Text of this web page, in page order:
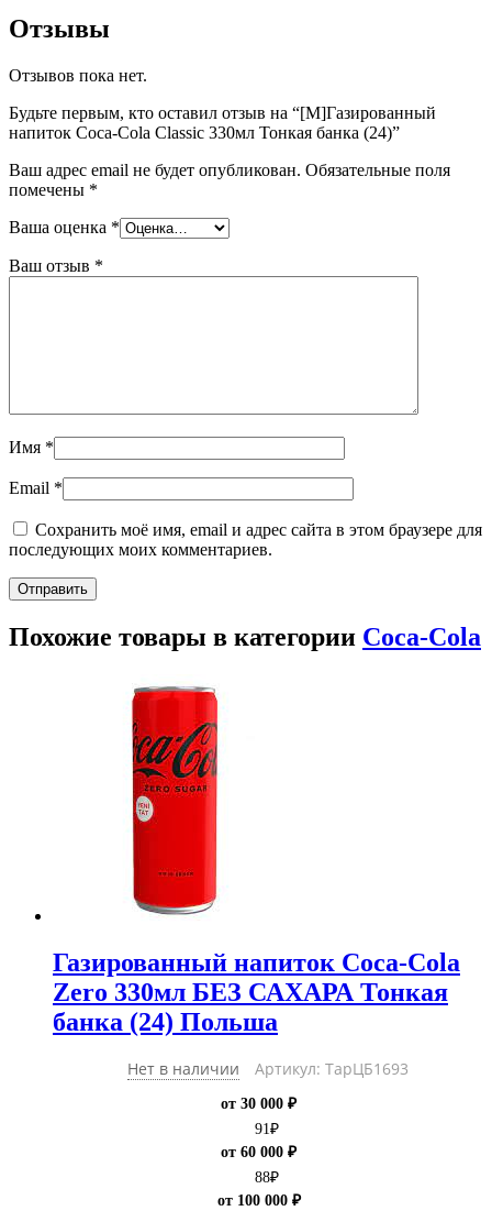
Отзывы
Отзывов пока нет.
Будьте первым, кто оставил отзыв на “[M]Газированный
напиток Coca-Cola Classic 330мл Тонкая банка (24)”
Ваш адрес email не будет опубликован. Обязательные поля
помечены *
Ваша оценка *
Ваш отзыв *
Имя *
Email *
Сохранить моё имя, email и адрес сайта в этом браузере для
последующих моих комментариев.
Похожие товары в категории Coca-Cola
Газированный напиток Coca-Cola
Zero 330мл БЕЗ САХАРА Тонкая
банка (24) Польша
Нет в наличии Артикул: ТарЦБ1693
от 30 000 ₽
91₽
от 60 000 ₽
88₽
от 100 000 ₽